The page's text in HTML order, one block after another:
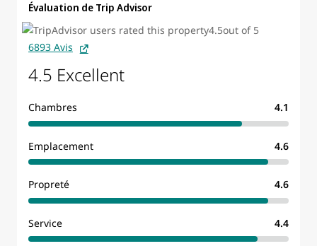
Évaluation de Trip Advisor
6893 Avis
4.5 Excellent
Chambres 4.1
Emplacement 4.6
Propreté 4.6
Service 4.4